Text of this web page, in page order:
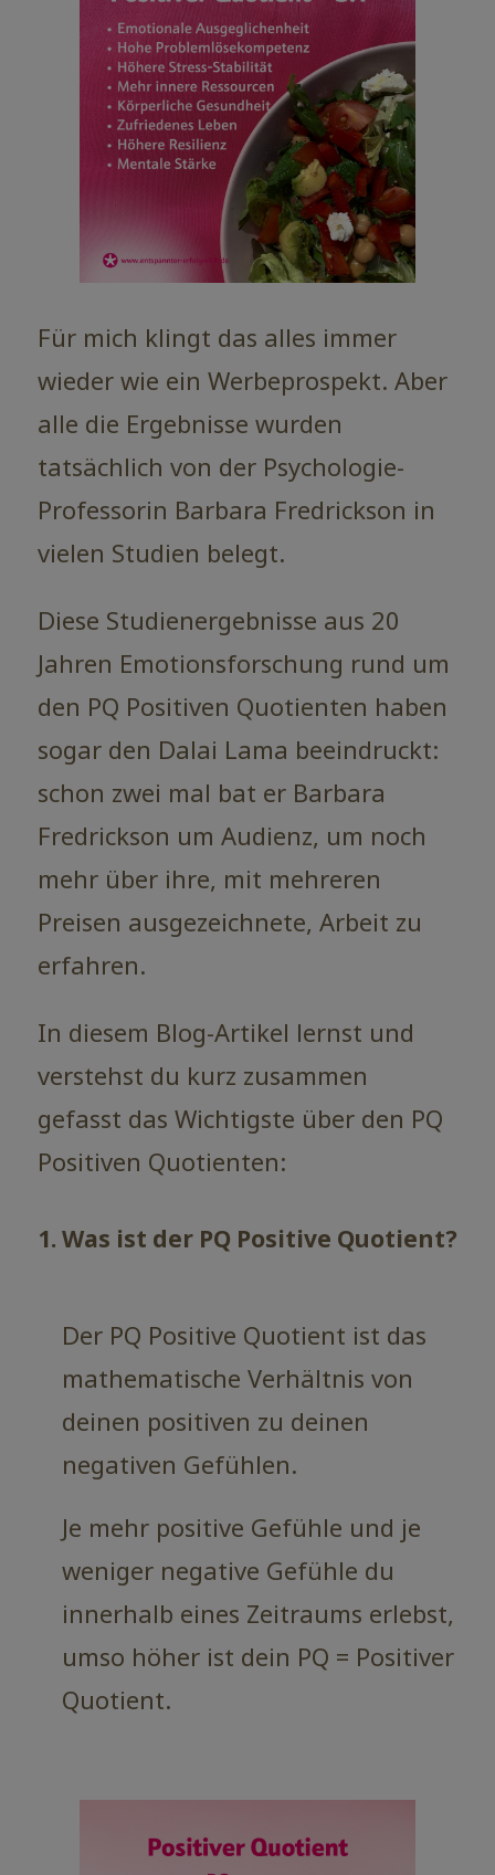
Für mich klingt das alles immer
wieder wie ein Werbeprospekt. Aber
alle die Ergebnisse wurden
tatsächlich von der Psychologie-
Professorin Barbara Fredrickson in
vielen Studien belegt.
Diese Studienergebnisse aus 20
Jahren Emotionsforschung rund um
den PQ Positiven Quotienten haben
sogar den Dalai Lama beeindruckt:
schon zwei mal bat er Barbara
Fredrickson um Audienz, um noch
mehr über ihre, mit mehreren
Preisen ausgezeichnete, Arbeit zu
erfahren.
In diesem Blog-Artikel lernst und
verstehst du kurz zusammen
gefasst das Wichtigste über den PQ
Positiven Quotienten:
1. Was ist der PQ Positive Quotient?
Der PQ Positive Quotient ist das
mathematische Verhältnis von
deinen positiven zu deinen
negativen Gefühlen.
Je mehr positive Gefühle und je
weniger negative Gefühle du
innerhalb eines Zeitraums erlebst,
umso höher ist dein PQ = Positiver
Quotient.